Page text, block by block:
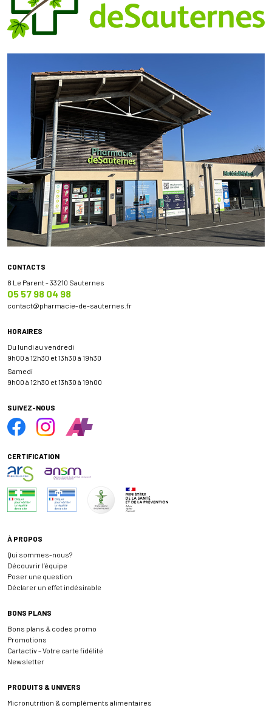
CONTACTS
8 Le Parent - 33210 Sauternes
05 57 98 04 98
contact@pharmacie-de-sauternes.fr
HORAIRES
Du lundi au vendredi
9h00 à 12h30 et 13h30 à 19h30
Samedi
9h00 à 12h30 et 13h30 à 19h00
SUIVEZ-NOUS
CERTIFICATION
À PROPOS
Qui sommes-nous?
Découvrir l’équipe
Poser une question
Déclarer un effet indésirable
BONS PLANS
Bons plans & codes promo
Promotions
Cartactiv – Votre carte fidélité
Newsletter
PRODUITS & UNIVERS
Micronutrition & compléments alimentaires